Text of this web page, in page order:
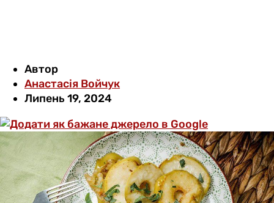
Автор
Анастасія Войчук
Липень 19, 2024